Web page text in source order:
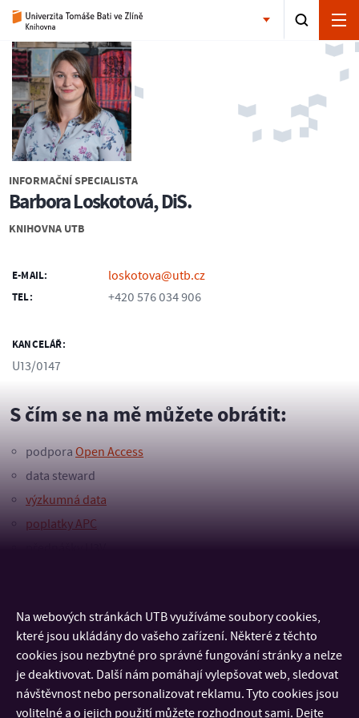
INFORMAČNÍ SPECIALISTA
Barbora Loskotová, DiS.
KNIHOVNA UTB
E-MAIL: loskotova@utb.cz
TEL: +420 576 034 906
KANCELÁŘ:
U13/0147
S čím se na mě můžete obrátit:
podpora Open Access
data steward
výzkumná data
poplatky APC
KONTAKT
DŮLEŽITÉ INFORMACE
Na webových stránkách UTB využíváme soubory cookies,
které jsou ukládány do vašeho zařízení. Některé z těchto
cookies jsou nezbytné pro správné fungování stránky a nelze
je deaktivovat. Další nám pomáhají vylepšovat web, sledovat
návštěvnost nebo personalizovat reklamu. Tyto cookies jsou
volitelné a o jejich použití můžete rozhodnout sami. Dejte